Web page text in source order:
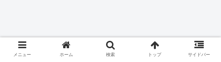
メニュー ホーム 検索 トップ サイドバー